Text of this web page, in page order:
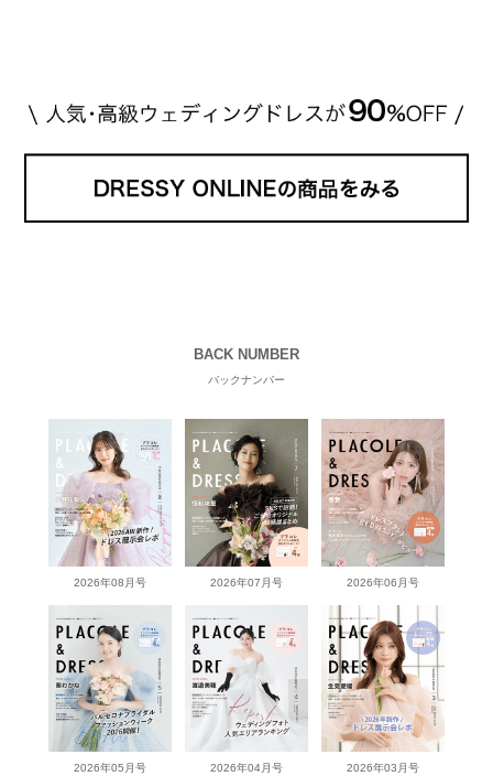
BACK NUMBER
バックナンバー
2026年08月号 2026年07月号 2026年06月号
2026年05月号 2026年04月号 2026年03月号